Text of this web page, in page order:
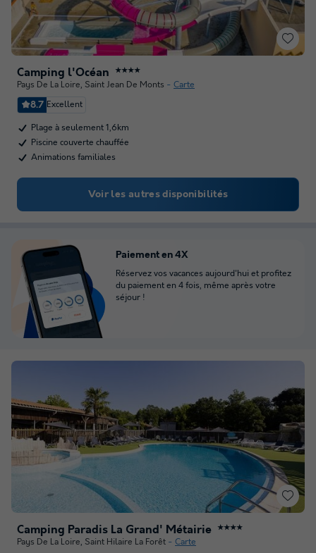
Camping l'Océan ★★★★
Pays De La Loire, Saint Jean De Monts Carte
8.7 Excellent
Plage à seulement 1,6km
Piscine couverte chauffée
Animations familiales
Voir les autres disponibilités
Camping Paradis La Grand' Métairie ★★★★
Pays De La Loire, Saint Hilaire La Forêt Carte
Paiement en 4X
Réservez vos vacances aujourd'hui et profitez
du paiement en 4 fois, même après votre
séjour !